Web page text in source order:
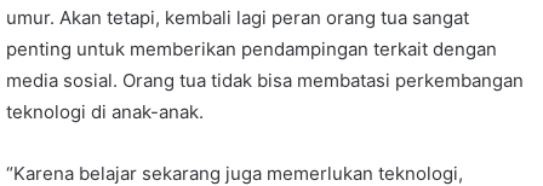
umur. Akan tetapi, kembali lagi peran orang tua sangat
penting untuk memberikan pendampingan terkait dengan
media sosial. Orang tua tidak bisa membatasi perkembangan
teknologi di anak-anak.
“Karena belajar sekarang juga memerlukan teknologi,